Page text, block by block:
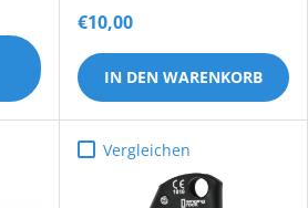
€10,00
IN DEN WARENKORB
Vergleichen